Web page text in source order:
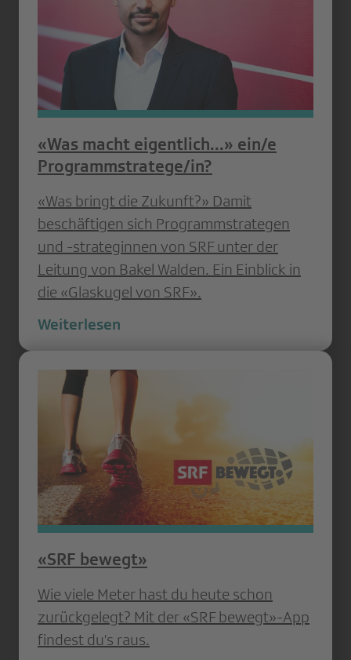
«Was macht eigentlich...» ein/e
Programmstratege/in?
«Was bringt die Zukunft?» Damit
beschäftigen sich Programmstrategen
und -strateginnen von SRF unter der
Leitung von Bakel Walden. Ein Einblick in
die «Glaskugel von SRF».
Weiterlesen
«SRF bewegt»
Wie viele Meter hast du heute schon
zurückgelegt? Mit der «SRF bewegt»-App
findest du's raus.